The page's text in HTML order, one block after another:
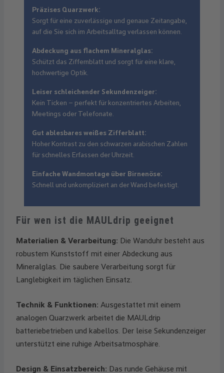
Präzises Quarzwerk:
Sorgt für eine zuverlässige und genaue Zeitangabe,
auf die Sie sich im Arbeitsalltag verlassen können.
Abdeckung aus flachem Mineralglas:
Schützt das Ziffernblatt und sorgt für eine klare,
hochwertige Optik.
Leiser schleichender Sekundenzeiger:
Kein Ticken – perfekt für konzentriertes Arbeiten,
Meetings oder Telefonate.
Gut ablesbares weißes Zifferblatt:
Hoher Kontrast zu den schwarzen arabischen Zahlen
für schnelles Erfassen der Uhrzeit.
Einfache Wandmontage über Birnenöse:
Schnell und unkompliziert an der Wand befestigt.
Für wen ist die MAULdrip geeignet
Materialien & Verarbeitung: Die Wanduhr besteht aus
robustem Kunststoff mit einer Abdeckung aus
Mineralglas. Die saubere Verarbeitung sorgt für
Langlebigkeit im täglichen Einsatz.
Technik & Funktionen: Ausgestattet mit einem
analogen Quarzwerk arbeitet die MAULdrip
batteriebetrieben und kabellos. Der leise Sekundenzeiger
unterstützt eine ruhige Arbeitsatmosphäre.
Design & Einsatzbereich: Das runde Gehäuse mit